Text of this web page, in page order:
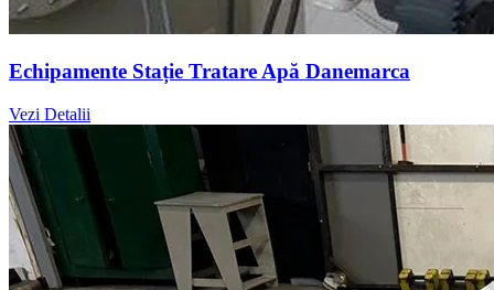
Echipamente Stație Tratare Apă Danemarca
Vezi Detalii